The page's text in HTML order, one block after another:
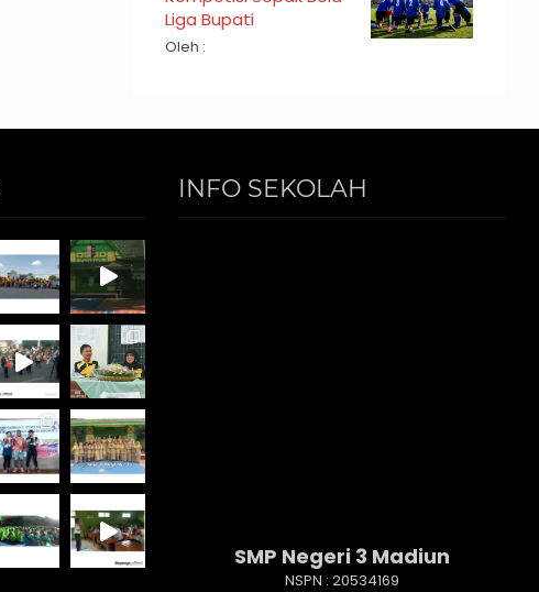
Liga Bupati
Oleh :
INFO SEKOLAH
SMP Negeri 3 Madiun
NSPN : 20534169